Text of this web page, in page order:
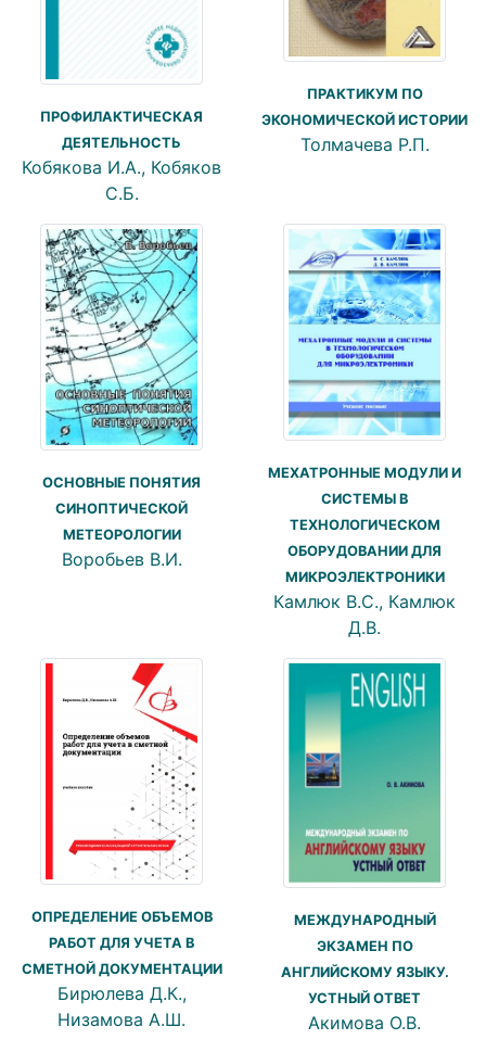
ПРОФИЛАКТИЧЕСКАЯ
ДЕЯТЕЛЬНОСТЬ
Кобякова И.А., Кобяков
С.Б.
ПРАКТИКУМ ПО
ЭКОНОМИЧЕСКОЙ ИСТОРИИ
Толмачева Р.П.
ОСНОВНЫЕ ПОНЯТИЯ
СИНОПТИЧЕСКОЙ
МЕТЕОРОЛОГИИ
Воробьев В.И.
МЕХАТРОННЫЕ МОДУЛИ И
СИСТЕМЫ В
ТЕХНОЛОГИЧЕСКОМ
ОБОРУДОВАНИИ ДЛЯ
МИКРОЭЛЕКТРОНИКИ
Камлюк В.С., Камлюк
Д.В.
ОПРЕДЕЛЕНИЕ ОБЪЕМОВ
РАБОТ ДЛЯ УЧЕТА В
СМЕТНОЙ ДОКУМЕНТАЦИИ
Бирюлева Д.К.,
Низамова А.Ш.
МЕЖДУНАРОДНЫЙ
ЭКЗАМЕН ПО
АНГЛИЙСКОМУ ЯЗЫКУ.
УСТНЫЙ ОТВЕТ
Акимова О.В.